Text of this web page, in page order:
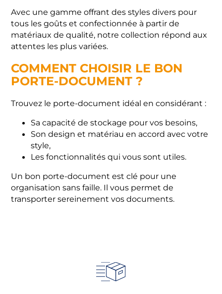
Avec une gamme offrant des styles divers pour
tous les goûts et confectionnée à partir de
matériaux de qualité, notre collection répond aux
attentes les plus variées.
COMMENT CHOISIR LE BON
PORTE-DOCUMENT ?
Trouvez le porte-document idéal en considérant :
Sa capacité de stockage pour vos besoins,
Son design et matériau en accord avec votre
style,
Les fonctionnalités qui vous sont utiles.
Un bon porte-document est clé pour une
organisation sans faille. Il vous permet de
transporter sereinement vos documents.